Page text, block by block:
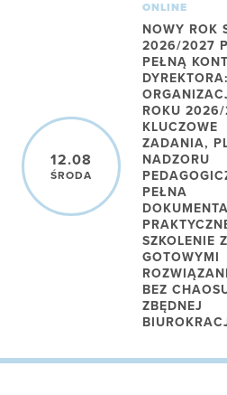
12.08
ŚRODA
ONLINE
NOWY ROK
2026/2027
PEŁNĄ
DYREKTORA:
ROKU
KLUCZOWE
ZADANIA,
NADZORU
PEŁNA
SZKOLENIE Z
GOTOWYMI
BEZ
ZBĘDNEJ